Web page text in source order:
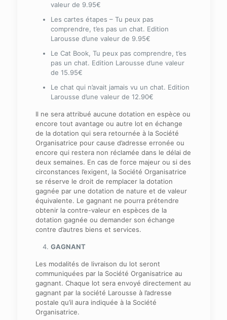
valeur de 9.95€
Les cartes étapes – Tu peux pas
comprendre, t’es pas un chat. Edition
Larousse d’une valeur de 9.95€
Le Cat Book, Tu peux pas comprendre, t’es
pas un chat. Edition Larousse d’une valeur
de 15.95€
Le chat qui n’avait jamais vu un chat. Edition
Larousse d’une valeur de 12.90€
Il ne sera attribué aucune dotation en espèce ou
encore tout avantage ou autre lot en échange
de la dotation qui sera retournée à la Société
Organisatrice pour cause d’adresse erronée ou
encore qui restera non réclamée dans le délai de
deux semaines. En cas de force majeur ou si des
circonstances l’exigent, la Société Organisatrice
se réserve le droit de remplacer la dotation
gagnée par une dotation de nature et de valeur
équivalente. Le gagnant ne pourra prétendre
obtenir la contre-valeur en espèces de la
dotation gagnée ou demander son échange
contre d’autres biens et services.
GAGNANT
Les modalités de livraison du lot seront
communiquées par la Société Organisatrice au
gagnant. Chaque lot sera envoyé directement au
gagnant par la société Larousse à l’adresse
postale qu’il aura indiquée à la Société
Organisatrice.